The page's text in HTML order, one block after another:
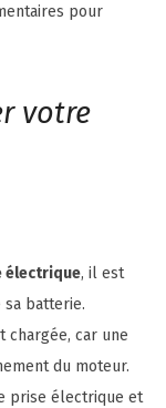
pour
votre
, il est
batterie.
chargée, car une
du moteur.
prise électrique et